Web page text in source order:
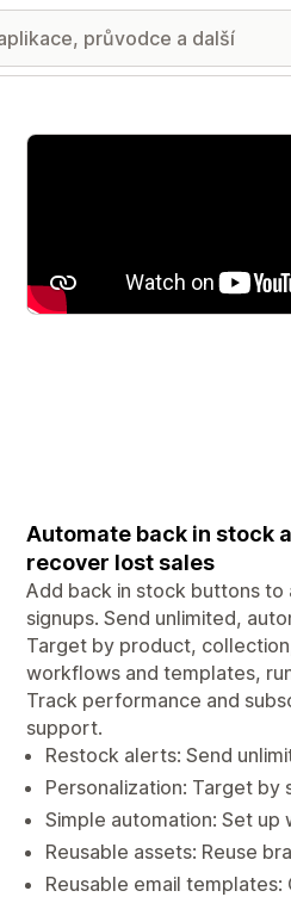
Galerie propagovaných
Automate back in stock
recover lost sales
Add back in stock buttons
signups. Send unlimited,
Target by product,
workflows and templates,
Track performance and
support.
Restock alerts: Send
Personalization: Target
Simple automation: Set
Reusable assets: Reuse
Reusable email